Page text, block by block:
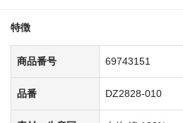
特徴
商品番号 69743151
品番 DZ2828-010